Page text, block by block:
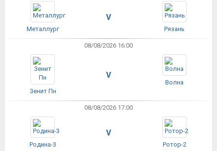
Металлург
V
Рязань
08/08/2026 16:00
Зенит Пн
V
Волна
08/08/2026 17:00
Родина-3
V
Ротор-2